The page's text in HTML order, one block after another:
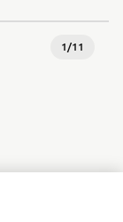
1/11